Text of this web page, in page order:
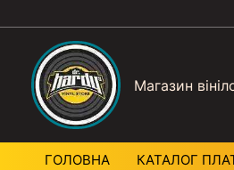
Магазин
ГОЛОВНА КАТАЛОГ